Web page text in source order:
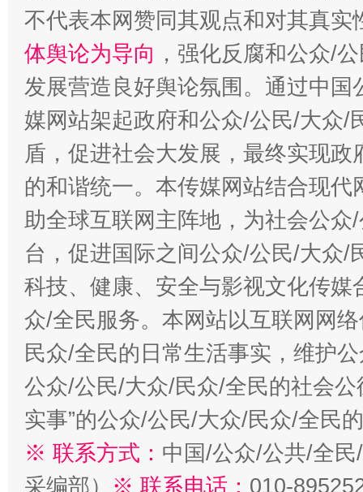
不代表本网赞同其观点和对其真实
体舆论为导向 ，强化反腐和公众/
发展营造良好舆论氛围。通过中
媒网站架起政府和公众/公民/大众/
盾，促进社会大发展，最终实现
的和谐统一。本传媒网站结合现
助全球互联网主阵地，为社会公
台，促进国际之间公众/公民/大众/
科技、健康、安全与影视文化传
众/全民服务。本网站以互联网网
民众/全民的日常生活事实，维护
公众/公民/大众/民众/全民的社会公
实事”的公众/公民/大众/民众/全民
※ 联系方式： 中国/公众/公共/全
采编部） ※ 联系电话： 010-